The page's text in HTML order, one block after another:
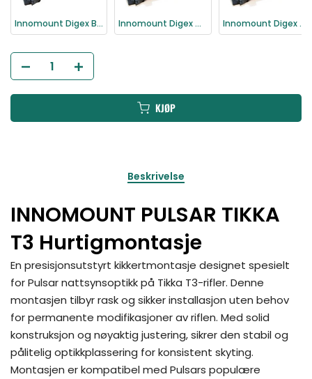
Innomount Digex Blaser Hurtigmontasje Innomount Digex CZ 550/557 Hurtigmontasje Innomount Digex Merkel Hurtigmontasje
KJØP
Beskrivelse
INNOMOUNT PULSAR TIKKA
T3 Hurtigmontasje
En presisjonsutstyrt kikkertmontasje designet spesielt
for Pulsar nattsynsoptikk på Tikka T3-rifler. Denne
montasjen tilbyr rask og sikker installasjon uten behov
for permanente modifikasjoner av riflen. Med solid
konstruksjon og nøyaktig justering, sikrer den stabil og
pålitelig optikkplassering for konsistent skyting.
Montasjen er kompatibel med Pulsars populære